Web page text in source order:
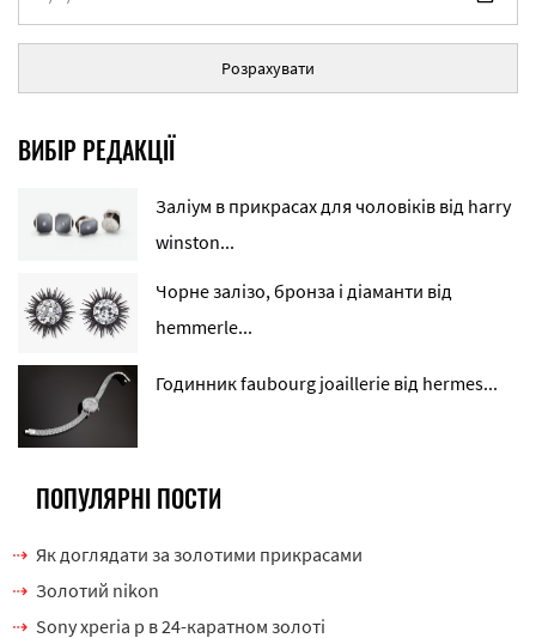
Розрахувати
ВИБІР РЕДАКЦІЇ
Заліум в прикрасах для чоловіків від harry
winston...
Чорне залізо, бронза і діаманти від
hemmerle...
Годинник faubourg joaillerie від hermes...
ПОПУЛЯРНІ ПОСТИ
Як доглядати за золотими прикрасами
Золотий nikon
Sony xperia p в 24-каратном золоті